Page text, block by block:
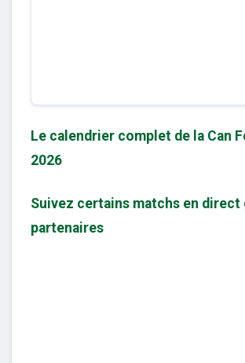
Le calendrier complet de la Can
2026
Suivez certains matchs en direct
partenaires